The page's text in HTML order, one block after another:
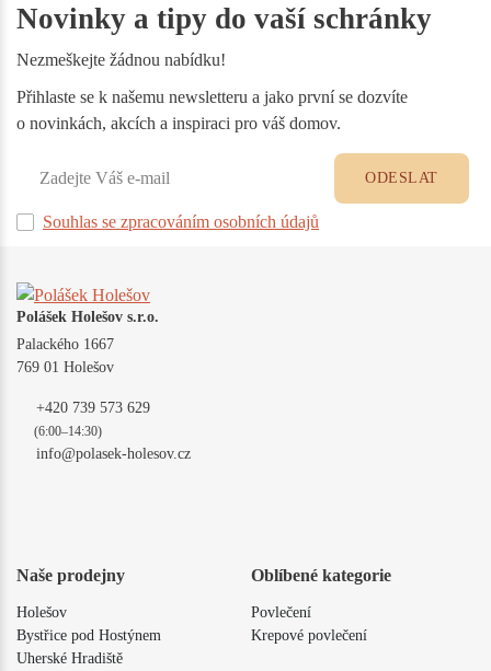
Novinky a tipy do vaší schránky
Nezmeškejte žádnou nabídku!
Přihlaste se k našemu newsletteru a jako první se dozvíte
o novinkách, akcích a inspiraci pro váš domov.
Souhlas se zpracováním osobních údajů
ODESLAT
Polášek Holešov s.r.o.
Palackého 1667
769 01 Holešov
+420 739 573 629
(6:00–14:30)
info@polasek-holesov.cz
Naše prodejny
Holešov
Bystřice pod Hostýnem
Uherské Hradiště
Oblíbené kategorie
Povlečení
Krepové povlečení